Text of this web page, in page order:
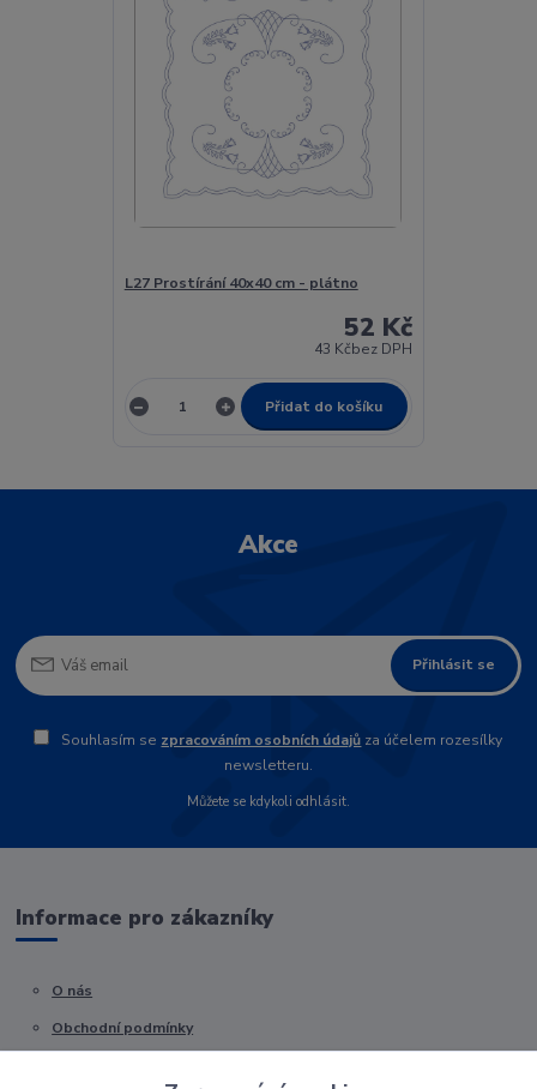
L27 Prostírání 40x40 cm - plátno
52 Kč
43 Kčbez DPH
Přidat do košíku
Akce
Přihlásit se
Souhlasím se zpracováním osobních údajů za účelem rozesílky
newsletteru.
Můžete se kdykoli odhlásit.
Informace pro zákazníky
O nás
Obchodní podmínky